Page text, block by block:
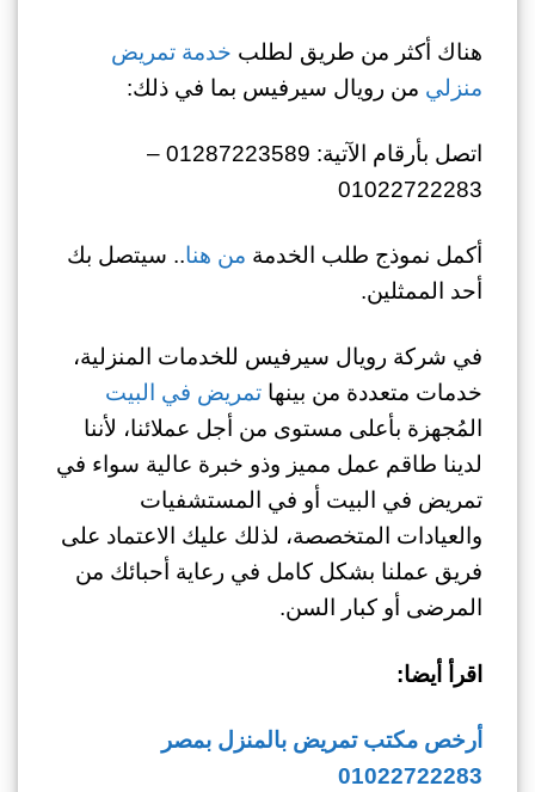
هناك أكثر من طريق لطلب خدمة تمريض
منزلي من رويال سيرفيس بما في ذلك:
اتصل بأرقام الآتية: 01287223589 –
01022722283
أكمل نموذج طلب الخدمة من هنا.. سيتصل بك
أحد الممثلين.
في شركة رويال سيرفيس للخدمات المنزلية،
خدمات متعددة من بينهاتمريض في البيت
المُجهزة بأعلى مستوى من أجل عملائنا، لأننا
لدينا طاقم عمل مميز وذو خبرة عالية سواء في
تمريض في البيت أو في المستشفيات
والعيادات المتخصصة، لذلك عليك الاعتماد على
فريق عملنا بشكل كامل في رعاية أحبائك من
المرضى أو كبار السن.
اقرأ أيضا:
أرخص مكتب تمريض بالمنزل بمصر
01022722283